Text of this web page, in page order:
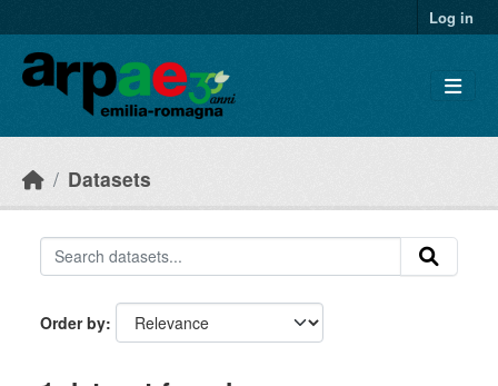
Log in
Datasets
Order by